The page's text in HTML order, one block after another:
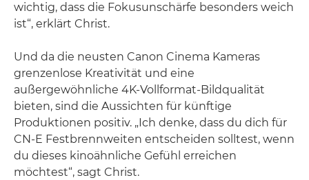
wichtig, dass die Fokusunschärfe besonders weich
ist“, erklärt Christ.
Und da die neusten Canon Cinema Kameras
grenzenlose Kreativität und eine
außergewöhnliche 4K-Vollformat-Bildqualität
bieten, sind die Aussichten für künftige
Produktionen positiv. „Ich denke, dass du dich für
CN-E Festbrennweiten entscheiden solltest, wenn
du dieses kinoähnliche Gefühl erreichen
möchtest“, sagt Christ.